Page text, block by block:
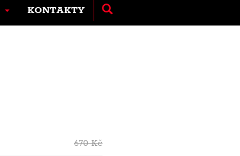
KONTAKTY
670Kč